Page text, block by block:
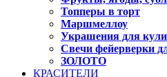
Топперы в торт
Маршмеллоу
Украшения для
Свечи фейерверки
ЗОЛОТО
КРАСИТЕЛИ